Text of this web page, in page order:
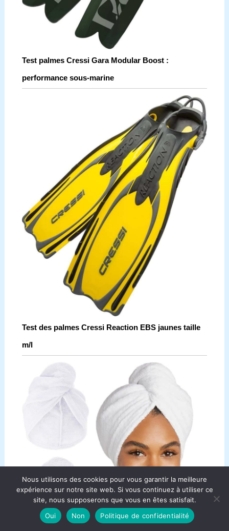
Test palmes Cressi Gara Modular Boost :
performance sous-marine
Test des palmes Cressi Reaction EBS jaunes taille
m/l
Nous utilisons des cookies pour vous garantir la meilleure
expérience sur notre site web. Si vous continuez à utiliser ce
site, nous supposerons que vous en êtes satisfait.
Oui
Non Politique de confidentialité